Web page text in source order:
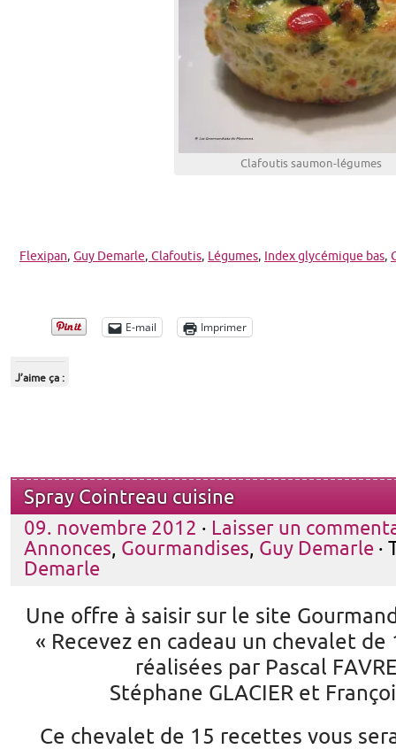
Clafoutis saumon-légumes
Flexipan, Guy Demarle, Clafoutis, Légumes, Index glycémique bas,
E-mail Imprimer
J’aime ça :
Spray Cointreau cuisine
09. novembre 2012 · Laisser un
Annonces, Gourmandises, Guy Demarle ·
Demarle
Une offre à saisir sur le site
« Recevez en cadeau un chevalet
réalisées par Pascal
Stéphane GLACIER et
Ce chevalet de 15 recettes vous